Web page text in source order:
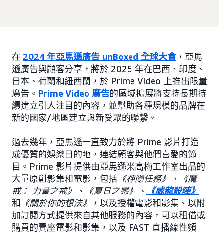
在 2024 年亞馬遜廣告 unBoxed 全球大會，亞馬
遜廣告與顧客分享，將於 2025 年在巴西、印度、
日本、荷蘭和紐西蘭，於 Prime Video 上推出限量
廣告。 Prime Video 廣告的區域擴展將支持長期持
續建立引人注目的內容，並幫助各種規模的品牌在
新的國家/地區建立與新受眾的聯繫。
過去幾年，亞馬遜一直致力於將 Prime 影片打造
成優質的娛樂目的地，連結顧客與他們喜愛的節
目。Prime 影片提供由亞馬遜米高梅工作室出品的
大量原創影集和電影，包括 《神隱任務》、《魔
戒： 力量之戒》、《夏日之戀》、
《威龍殺陣》
和 《關於你的想法》
，以及授權電影和影集、以附
加訂閱方式提供來自其他服務的內容，可以租借或
購買的賣座電影和影集，以及 FAST 直播線性頻